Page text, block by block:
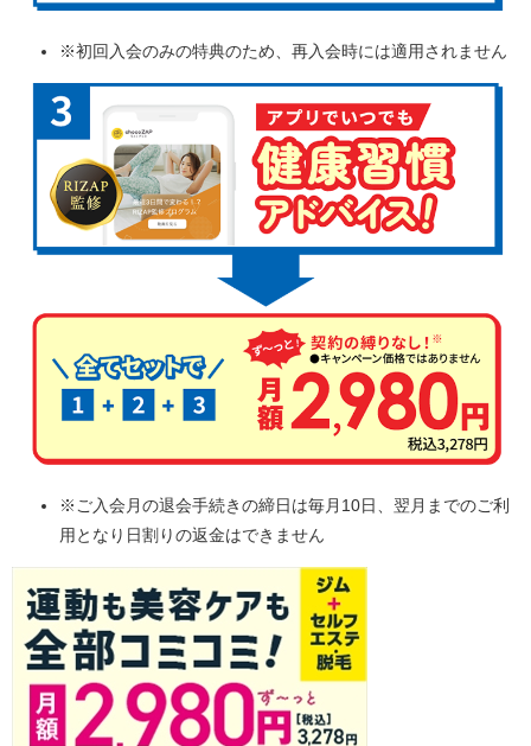
※初回入会のみの特典のため、再入会時には適用されません
※ご入会月の退会手続きの締日は毎月10日、翌月までのご利
用となり日割りの返金はできません